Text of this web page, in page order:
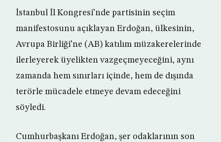
İstanbul İl Kongresi’nde partisinin seçim
manifestosunu açıklayan Erdoğan, ülkesinin,
Avrupa Birliği’ne (AB) katılım müzakerelerinde
ilerleyerek üyelikten vazgeçmeyeceğini, aynı
zamanda hem sınırları içinde, hem de dışında
terörle mücadele etmeye devam edeceğini
söyledi.
Cumhurbaşkanı Erdoğan, şer odaklarının son